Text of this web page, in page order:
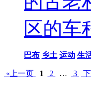
区的车
巴布 乡土 运动 生
«上一页 1 2 … 3